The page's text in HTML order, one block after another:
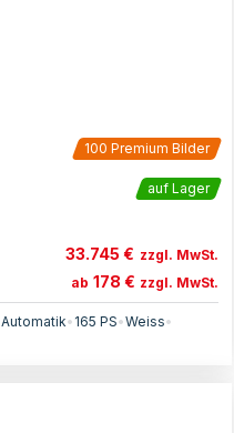
100 Premium Bilder
auf Lager
33.745 € zzgl. MwSt.
ab 178 € zzgl. MwSt.
Automatik• 165 PS•Weiss•